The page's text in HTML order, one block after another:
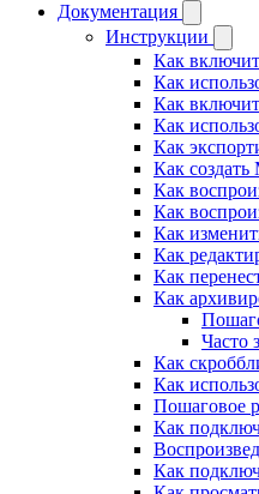
Документация
Инструкции
Как
Как
Как
Как
Как
Как
Как
Как
Как
Как
Как
Как
Часто
Как
Как
Пошаговое
Как
Как